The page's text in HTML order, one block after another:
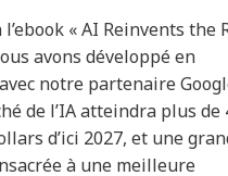
« AI Reinvents the
avons développé en
notre partenaire
de l’IA atteindra plus de
d’ici 2027, et une
à une meilleure